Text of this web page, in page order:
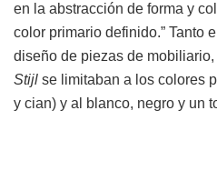
en la abstracción de forma y
color primario definido.” Tanto
diseño de piezas de
Stijl se limitaban a los colores
y cian) y al blanco, negro y un